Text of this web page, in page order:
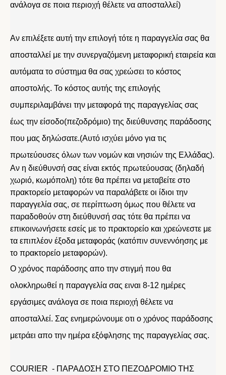
ανάλογα σε ποια περιοχή θέλετε να αποσταλλεί)
Αν επιλέξετε αυτή την επιλογή τότε η παραγγελία σας θα
αποσταλλεί με την συνεργαζόμενη μεταφορική εταιρεία και
αυτόματα το σύστημα θα σας χρεώσει το κόστος
αποστολής. Το κόστος αυτής της επιλογής
συμπεριλαμβάνει την μεταφορά της παραγγελίας σας
έως την είσοδο(πεζοδρόμιο) της διεύθυνσης παράδοσης
που μας δηλώσατε.(Αυτό ισχύει μόνο για τις
πρωτεύουσες όλων των νομών και νησιών της Ελλάδας).
Αν η διεύθυνσή σας είναι εκτός πρωτεύουσας (δηλαδή
χωριό, κωμόπολη) τότε θα πρέπει να μεταβείτε στο
πρακτορείο μεταφορών να παραλάβετε οι ίδιοι την
παραγγελία σας, σε περίπτωση όμως που θέλετε να
παραδοθούν στη διεύθυνσή σας τότε θα πρέπει να
επικοινωνήσετε εσείς με το πρακτορείο και χρεώνεστε με
τα επιπλέον έξοδα μεταφοράς (κατόπιν συνεννόησης με
το πρακτορείο μεταφορών).
Ο χρόνος παράδοσης απο την στιγμή που θα
ολοκληρωθεί η παραγγελία σας ειναι 8-12 ημέρες
εργάσιμες ανάλογα σε ποια περιοχή θέλετε να
αποσταλλεί. Σας ενημερώνουμε οτι ο χρόνος παράδοσης
μετράει απο την ημέρα εξόφλησης της παραγγελίας σας.
COURIER - ΠΑΡΑΔΟΣΗ ΣΤΟ ΠΕΖΟΔΡΟΜΙΟ ΤΗΣ